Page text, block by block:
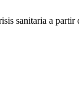
sanitaria a